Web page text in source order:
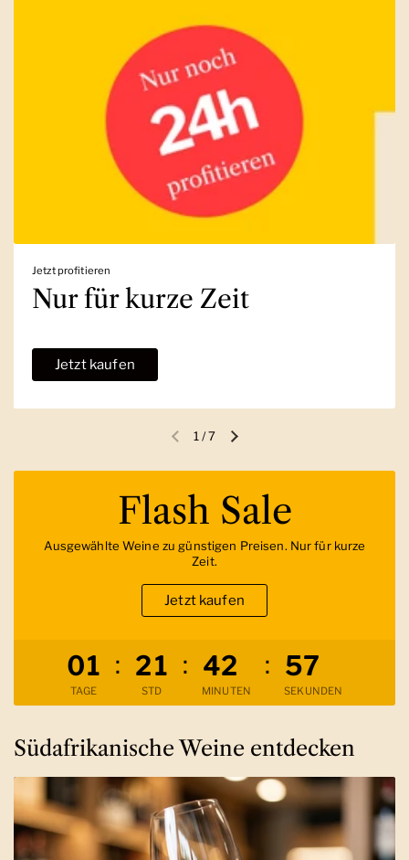
Jetzt profitieren
Nur für kurze Zeit
Jetzt kaufen
Vorherige FolieNächste Folie
1 /7
Verbleibende Zeit
01
TAGE
: 21
STD
: 42
MINUTEN
: 56
SEKUNDEN
Flash Sale
Ausgewählte Weine zu günstigen Preisen. Nur für kurze
Zeit.
Jetzt kaufen
Südafrikanische Weine entdecken